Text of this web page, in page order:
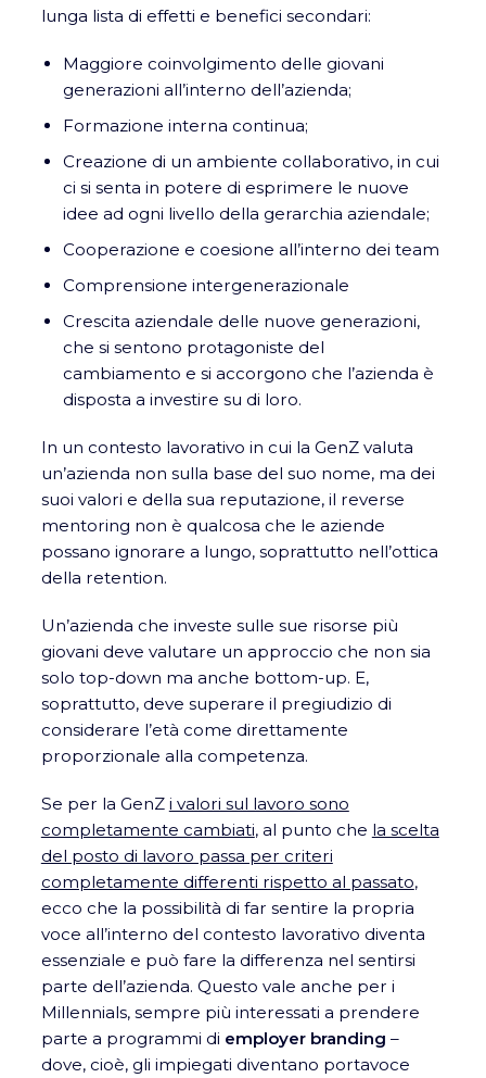
lunga lista di effetti e benefici secondari:
Maggiore coinvolgimento delle giovani
generazioni all’interno dell’azienda;
Formazione interna continua;
Creazione di un ambiente collaborativo, in cui
ci si senta in potere di esprimere le nuove
idee ad ogni livello della gerarchia aziendale;
Cooperazione e coesione all’interno dei team
Comprensione intergenerazionale
Crescita aziendale delle nuove generazioni,
che si sentono protagoniste del
cambiamento e si accorgono che l’azienda è
disposta a investire su di loro.
In un contesto lavorativo in cui la GenZ valuta
un’azienda non sulla base del suo nome, ma dei
suoi valori e della sua reputazione, il reverse
mentoring non è qualcosa che le aziende
possano ignorare a lungo, soprattutto nell’ottica
della retention.
Un’azienda che investe sulle sue risorse più
giovani deve valutare un approccio che non sia
solo top-down ma anche bottom-up. E,
soprattutto, deve superare il pregiudizio di
considerare l’età come direttamente
proporzionale alla competenza.
Se per la GenZ i valori sul lavoro sono
completamente cambiati, al punto che la scelta
del posto di lavoro passa per criteri
completamente differenti rispetto al passato,
ecco che la possibilità di far sentire la propria
voce all’interno del contesto lavorativo diventa
essenziale e può fare la differenza nel sentirsi
parte dell’azienda. Questo vale anche per i
Millennials, sempre più interessati a prendere
parte a programmi di employer branding –
dove, cioè, gli impiegati diventano portavoce